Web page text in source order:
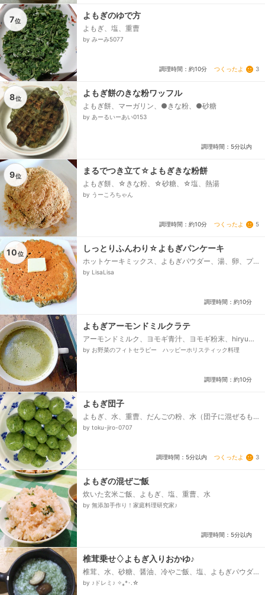
7位
よもぎのゆで方
よもぎ、塩、重曹
by みーみ5077
調理時間：約10分 つくったよ 3
8位
よもぎ餅のきな粉ワッフル
よもぎ餅、マーガリン、●きな粉、●砂糖
by あーるいーあい0153
調理時間：5分以内
9位
まるでつき立て☆よもぎきな粉餅
よもぎ餅、☆きな粉、☆砂糖、☆塩、熱湯
by うーころちゃん
調理時間：約10分 つくったよ 5
10位
しっとりふんわり☆よもぎパンケーキ
ホットケーキミックス、よもぎパウダー、湯、卵、プ
レーンヨーグルト、マヨネーズ、油、バター、はちみ
by LisaLisa
調理時間：約10分
よもぎアーモンドミルクラテ
アーモンドミルク、ヨモギ青汁、ヨモギ粉末、hiryuの
原料糖 きび砂糖、ヨモギ粉末を溶く熱湯、ミルクフ
by お野菜のフィトセラピー ハッピーホリスティック料理
調理時間：約10分
よもぎ団子
よもぎ、水、重曹、だんごの粉、水（団子に混ぜるも
の）、水（茹でる用）
by toku-jiro-0707
調理時間：5分以内 つくったよ 3
よもぎの混ぜご飯
炊いた玄米ご飯、よもぎ、塩、重曹、水
by 無添加手作り！家庭料理研究家♪
調理時間：5分以内
椎茸乗せ♢よもぎ入りおかゆ♪
椎茸、水、砂糖、醤油、冷やご飯、塩、よもぎパウダ
ー
by ♪ドレミ♪ ✧⁎*･.☆